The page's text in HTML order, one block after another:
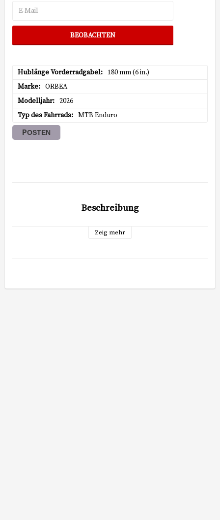
BEOBACHTEN
Hublänge Vorderradgabel
180 mm (6 in.)
Marke
ORBEA
Modelljahr
2026
Typ des Fahrrads
MTB Enduro
POSTEN
Beschreibung
Zeig mehr